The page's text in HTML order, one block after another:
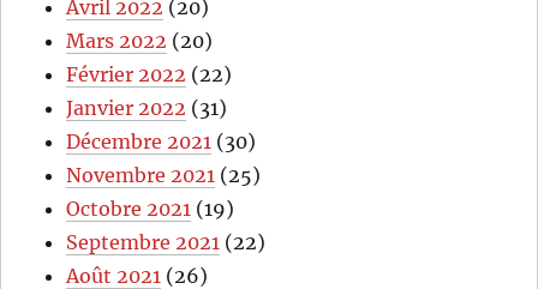
Avril 2022 (20)
Mars 2022 (20)
Février 2022 (22)
Janvier 2022 (31)
Décembre 2021 (30)
Novembre 2021 (25)
Octobre 2021 (19)
Septembre 2021 (22)
Août 2021 (26)